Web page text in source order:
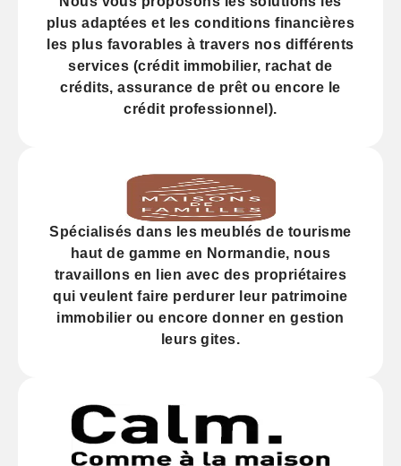
plus adaptées et les conditions financières
les plus favorables à travers nos différents
services (crédit immobilier, rachat de
crédits,assurance de prêt ou encore le
crédit professionnel).
Spécialisés dans les meublés de tourisme
haut de gamme en Normandie, nous
travaillons en lien avec des propriétaires
qui veulent faire perdurer leur patrimoine
immobilier ou encore donner en gestion
leurs gites.